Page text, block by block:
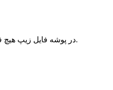
در پوشه فایل زیپ هیچ فایلی برای کرک وجود ندارد.